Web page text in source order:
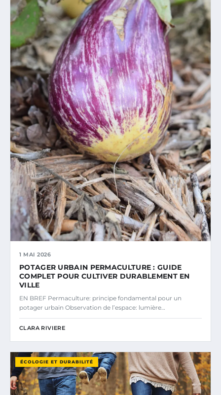
1 MAI 2026
POTAGER URBAIN PERMACULTURE : GUIDE
COMPLET POUR CULTIVER DURABLEMENT EN
VILLE
EN BREF Permaculture: principe fondamental pour un
potager urbain Observation de l’espace: lumière…
CLARA RIVIERE
ÉCOLOGIE ET DURABILITÉ